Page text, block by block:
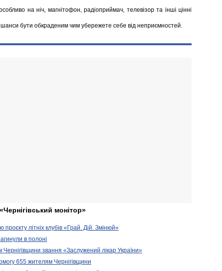
на ніч, магнітофон, радіоприймач, телевізор та інші цінні
бути обкраденим чим убережете себе від неприємностей.
монітор»
проєкту літніх клубів «Грай. Дій. Змінюй»
в полоні
звання «Заслужений лікар України»
655 жителям Чернігівщини